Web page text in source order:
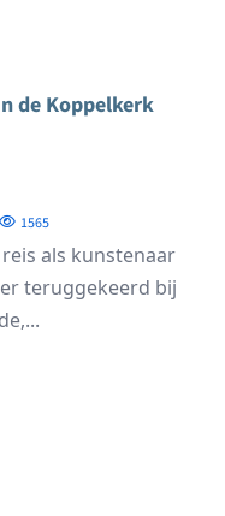
de Koppelkerk
1565
reis als kunstenaar
teruggekeerd bij